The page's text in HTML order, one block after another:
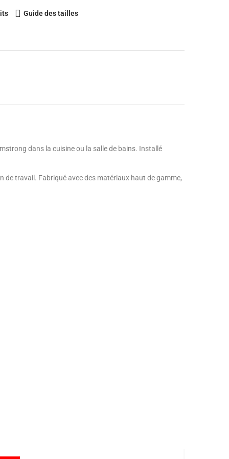
Guide des tailles
dans la cuisine ou la salle de bains. Installé
de travail. Fabriqué avec des matériaux haut de gamme,